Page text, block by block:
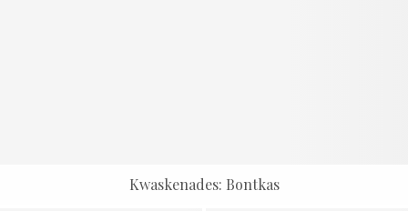
Kwaskenades: Bontkas